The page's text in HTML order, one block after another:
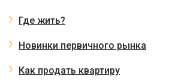
Где жить?
Новинки первичного рынка
Как продать квартиру